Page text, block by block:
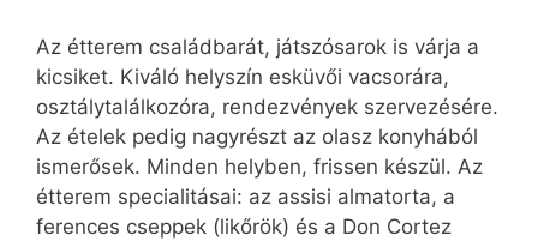
Az étterem családbarát, játszósarok is várja a
kicsiket. Kiváló helyszín esküvői vacsorára,
osztálytalálkozóra, rendezvények szervezésére.
Az ételek pedig nagyrészt az olasz konyhából
ismerősek. Minden helyben, frissen készül. Az
étterem specialitásai: az assisi almatorta, a
ferences cseppek (likőrök) és a Don Cortez